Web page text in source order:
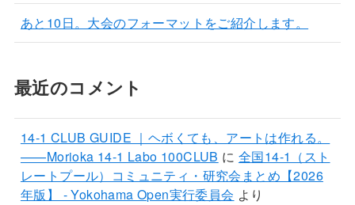
あと10日。大会のフォーマットをご紹介します。
最近のコメント
14-1 CLUB GUIDE ｜ヘボくても、アートは作れる。
——Morioka 14-1 Labo 100CLUB に 全国14-1（スト
レートプール）コミュニティ・研究会まとめ【2026
年版】 - Yokohama Open実行委員会 より